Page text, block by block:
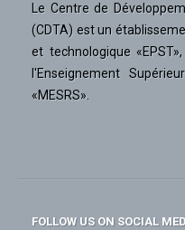
Le Centre de
(CDTA) est un
et technologique
l'Enseignement
«MESRS».
FOLLOW US ON SOCIAL